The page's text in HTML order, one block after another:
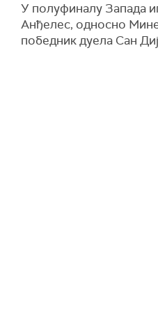
У полуфиналу Запада
Анђелес, односно
победник дуела Сан